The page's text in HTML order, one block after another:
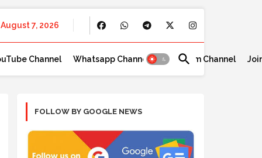
August 7, 2026
Channel Whatsapp Channel Telegram Channel
FOLLOW BY GOOGLE NEWS